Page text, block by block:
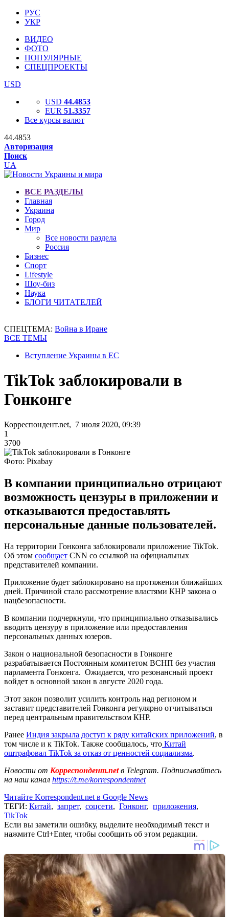
РУС
УКР
ВИДЕО
ФОТО
ПОПУЛЯРНЫЕ
СПЕЦПРОЕКТЫ
USD
USD 44.4853
EUR 51.3357
Все курсы валют
44.4853
Авторизация
Поиск
UA
ВСЕ РАЗДЕЛЫ
Главная
Украина
Город
Мир
Все новости раздела
Россия
Бизнес
Спорт
Lifestyle
Шоу-биз
Наука
БЛОГИ ЧИТАТЕЛЕЙ
СПЕЦТЕМА: Война в Иране
ВСЕ ТЕМЫ
Вступление Украины в ЕС
TikTok заблокировали в
Гонконге
Корреспондент.net, 7 июля 2020, 09:39
1
3700
Фото: Pixabay
В компании принципиально отрицают
возможность цензуры в приложении и
отказываются предоставлять
персональные данные пользователей.
На территории Гонконга заблокировали приложение TikTok.
Об этом сообщает CNN со ссылкой на официальных
представителей компании.
Приложение будет заблокировано на протяжении ближайших
дней. Причиной стало рассмотрение властями КНР закона о
нацбезопасности.
В компании подчеркнули, что принципиально отказывались
вводить цензуру в приложение или предоставления
персональных данных юзеров.
Закон о национальной безопасности в Гонконге
разрабатывается Постоянным комитетом ВСНП без участия
парламента Гонконга. Ожидается, что резонансный проект
войдет в основной закон в августе 2020 года.
Этот закон позволит усилить контроль над регионом и
заставит представителей Гонконга регулярно отчитываться
перед центральным правительством КНР.
Ранее Индия закрыла доступ к ряду китайских приложений, в
том числе и к TikTok. Также сообщалось, что Китай
оштрафовал TikTok за отказ от ценностей социализма.
Новости от Корреспондент.netв Telegram. Подписывайтесь
на наш канал https://t.me/korrespondentnet
Читайте Korrespondent.net в Google News
ТЕГИ: Китай, запрет, соцсети, Гонконг, приложения,
TikTok
Если вы заметили ошибку, выделите необходимый текст и
нажмите Ctrl+Enter, чтобы сообщить об этом редакции.